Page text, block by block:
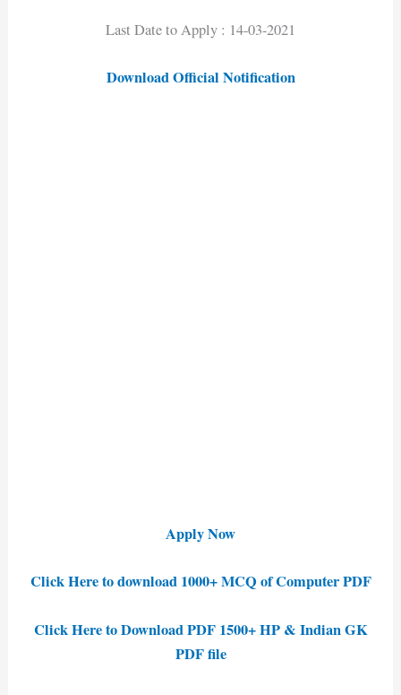
Last Date to Apply : 14-03-2021
Download Official Notification
Apply Now
Click Here to download 1000+ MCQ of Computer PDF
Click Here to Download PDF 1500+ HP & Indian GK
PDF file